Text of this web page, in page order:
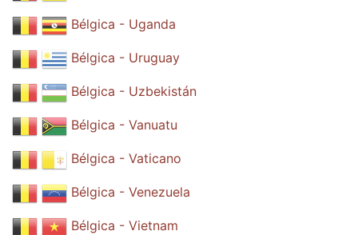
Bélgica - Uganda
Bélgica - Uruguay
Bélgica - Uzbekistán
Bélgica - Vanuatu
Bélgica - Vaticano
Bélgica - Venezuela
Bélgica - Vietnam